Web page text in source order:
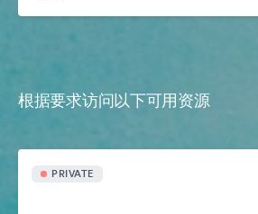
根据要求访问以下可用资源
PRIVATE